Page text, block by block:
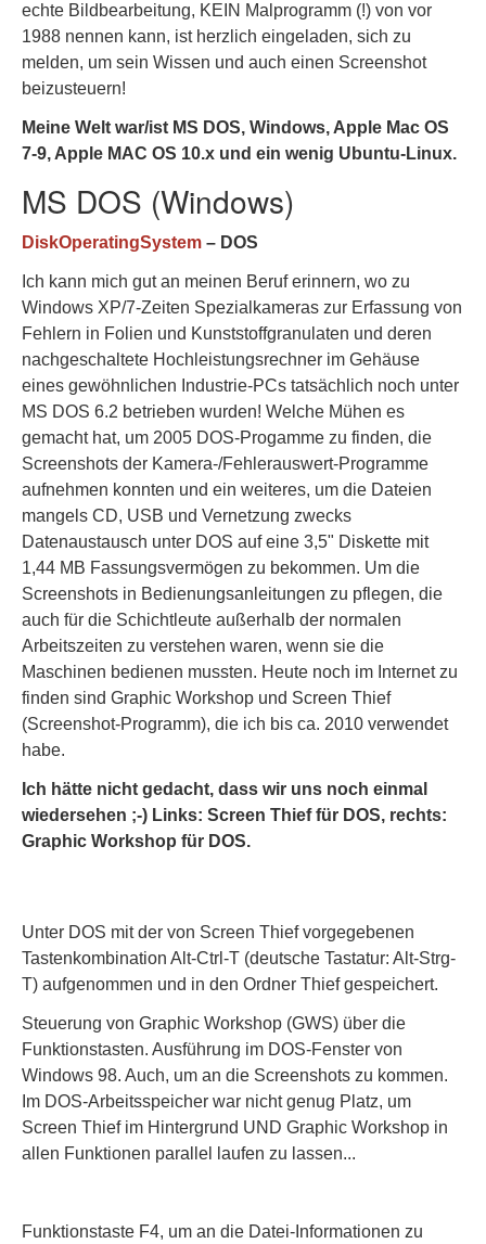
echte Bildbearbeitung, KEIN Malprogramm (!) von vor
1988 nennen kann, ist herzlich eingeladen, sich zu
melden, um sein Wissen und auch einen Screenshot
beizusteuern!
Meine Welt war/ist MS DOS, Windows, Apple Mac OS
7-9, Apple MAC OS 10.x und ein wenig Ubuntu-Linux.
MS DOS (Windows)
DiskOperatingSystem – DOS
Ich kann mich gut an meinen Beruf erinnern, wo zu
Windows XP/7-Zeiten Spezialkameras zur Erfassung von
Fehlern in Folien und Kunststoffgranulaten und deren
nachgeschaltete Hochleistungsrechner im Gehäuse
eines gewöhnlichen Industrie-PCs tatsächlich noch unter
MS DOS 6.2 betrieben wurden! Welche Mühen es
gemacht hat, um 2005 DOS-Progamme zu finden, die
Screenshots der Kamera-/Fehlerauswert-Programme
aufnehmen konnten und ein weiteres, um die Dateien
mangels CD, USB und Vernetzung zwecks
Datenaustausch unter DOS auf eine 3,5" Diskette mit
1,44 MB Fassungsvermögen zu bekommen. Um die
Screenshots in Bedienungsanleitungen zu pflegen, die
auch für die Schichtleute außerhalb der normalen
Arbeitszeiten zu verstehen waren, wenn sie die
Maschinen bedienen mussten. Heute noch im Internet zu
finden sind Graphic Workshop und Screen Thief
(Screenshot-Programm), die ich bis ca. 2010 verwendet
habe.
Ich hätte nicht gedacht, dass wir uns noch einmal
wiedersehen ;-) Links: Screen Thief für DOS, rechts:
Graphic Workshop für DOS.
Unter DOS mit der von Screen Thief vorgegebenen
Tastenkombination Alt-Ctrl-T (deutsche Tastatur: Alt-Strg-
T) aufgenommen und in den Ordner Thief gespeichert.
Steuerung von Graphic Workshop (GWS) über die
Funktionstasten. Ausführung im DOS-Fenster von
Windows 98. Auch, um an die Screenshots zu kommen.
Im DOS-Arbeitsspeicher war nicht genug Platz, um
Screen Thief im Hintergrund UND Graphic Workshop in
allen Funktionen parallel laufen zu lassen...
Funktionstaste F4, um an die Datei-Informationen zu